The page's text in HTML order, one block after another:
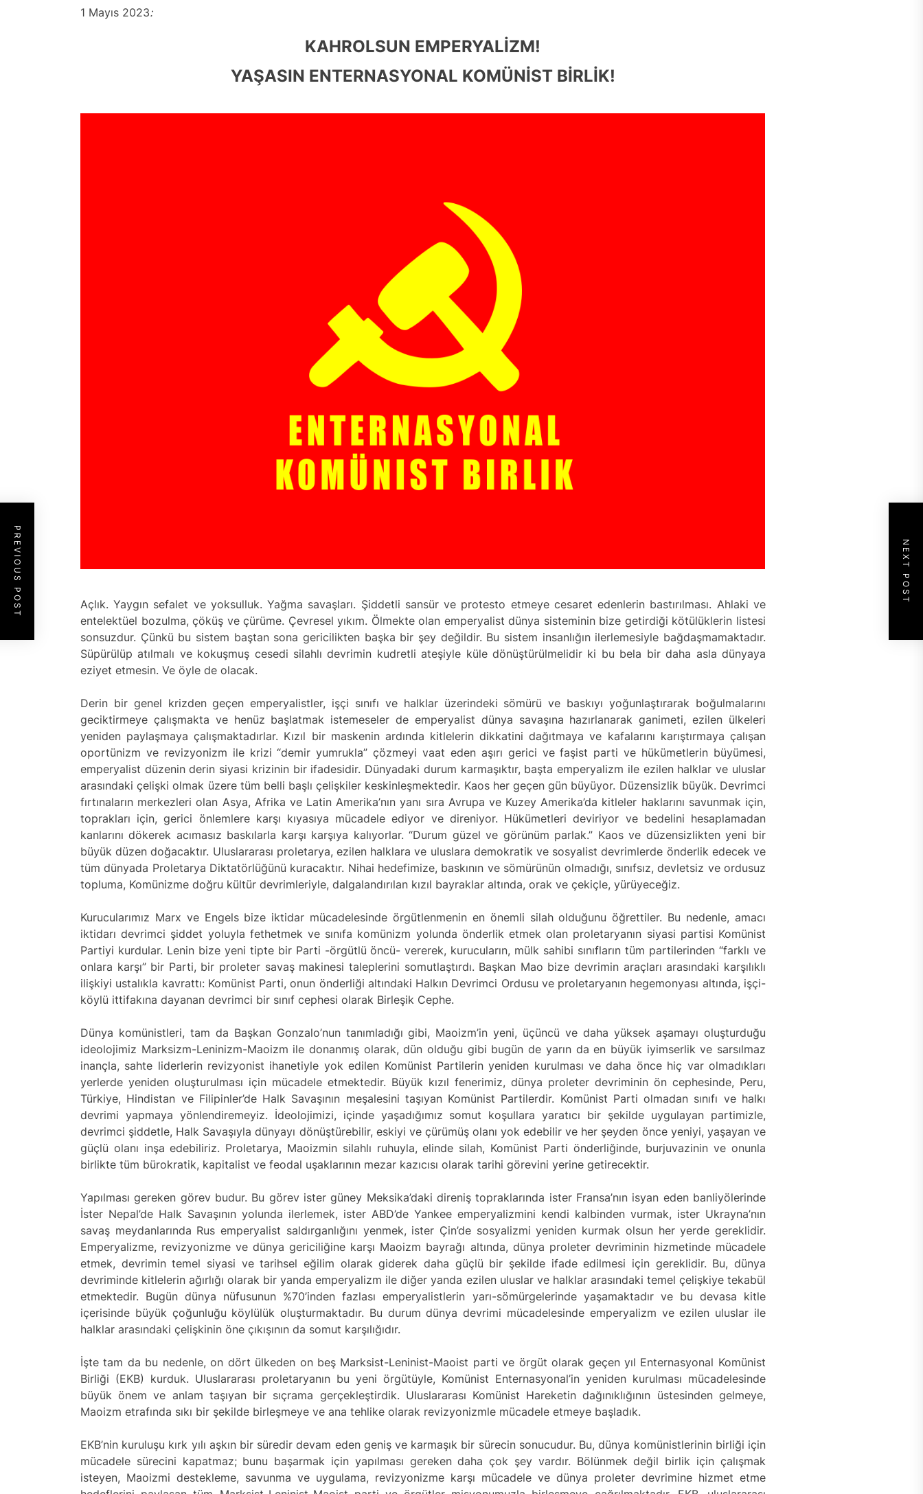
1 Mayıs 2023:
KAHROLSUN EMPERYALİZM!
YAŞASIN ENTERNASYONAL KOMÜNİST BİRLİK!
Açlık. Yaygın sefalet ve yoksulluk. Yağma savaşları. Şiddetli sansür ve protesto etmeye cesaret edenlerin bastırılması. Ahlaki ve
entelektüel bozulma, çöküş ve çürüme. Çevresel yıkım. Ölmekte olan emperyalist dünya sisteminin bize getirdiği kötülüklerin listesi
sonsuzdur. Çünkü bu sistem baştan sona gericilikten başka bir şey değildir. Bu sistem insanlığın ilerlemesiyle bağdaşmamaktadır.
Süpürülüp atılmalı ve kokuşmuş cesedi silahlı devrimin kudretli ateşiyle küle dönüştürülmelidir ki bu bela bir daha asla dünyaya
eziyet etmesin. Ve öyle de olacak.
Derin bir genel krizden geçen emperyalistler, işçi sınıfı ve halklar üzerindeki sömürü ve baskıyı yoğunlaştırarak boğulmalarını
geciktirmeye çalışmakta ve henüz başlatmak istemeseler de emperyalist dünya savaşına hazırlanarak ganimeti, ezilen ülkeleri
yeniden paylaşmaya çalışmaktadırlar. Kızıl bir maskenin ardında kitlelerin dikkatini dağıtmaya ve kafalarını karıştırmaya çalışan
oportünizm ve revizyonizm ile krizi “demir yumrukla” çözmeyi vaat eden aşırı gerici ve faşist parti ve hükümetlerin büyümesi,
emperyalist düzenin derin siyasi krizinin bir ifadesidir. Dünyadaki durum karmaşıktır, başta emperyalizm ile ezilen halklar ve uluslar
arasındaki çelişki olmak üzere tüm belli başlı çelişkiler keskinleşmektedir. Kaos her geçen gün büyüyor. Düzensizlik büyük. Devrimci
fırtınaların merkezleri olan Asya, Afrika ve Latin Amerika’nın yanı sıra Avrupa ve Kuzey Amerika’da kitleler haklarını savunmak için,
toprakları için, gerici önlemlere karşı kıyasıya mücadele ediyor ve direniyor. Hükümetleri deviriyor ve bedelini hesaplamadan
kanlarını dökerek acımasız baskılarla karşı karşıya kalıyorlar. “Durum güzel ve görünüm parlak.” Kaos ve düzensizlikten yeni bir
büyük düzen doğacaktır. Uluslararası proletarya, ezilen halklara ve uluslara demokratik ve sosyalist devrimlerde önderlik edecek ve
tüm dünyada Proletarya Diktatörlüğünü kuracaktır. Nihai hedefimize, baskının ve sömürünün olmadığı, sınıfsız, devletsiz ve ordusuz
topluma, Komünizme doğru kültür devrimleriyle, dalgalandırılan kızıl bayraklar altında, orak ve çekiçle, yürüyeceğiz.
Kurucularımız Marx ve Engels bize iktidar mücadelesinde örgütlenmenin en önemli silah olduğunu öğrettiler. Bu nedenle, amacı
iktidarı devrimci şiddet yoluyla fethetmek ve sınıfa komünizm yolunda önderlik etmek olan proletaryanın siyasi partisi Komünist
Partiyi kurdular. Lenin bize yeni tipte bir Parti -örgütlü öncü- vererek, kurucuların, mülk sahibi sınıfların tüm partilerinden “farklı ve
onlara karşı” bir Parti, bir proleter savaş makinesi taleplerini somutlaştırdı. Başkan Mao bize devrimin araçları arasındaki karşılıklı
ilişkiyi ustalıkla kavrattı: Komünist Parti, onun önderliği altındaki Halkın Devrimci Ordusu ve proletaryanın hegemonyası altında, işçi-
köylü ittifakına dayanan devrimci bir sınıf cephesi olarak Birleşik Cephe.
Dünya komünistleri, tam da Başkan Gonzalo’nun tanımladığı gibi, Maoizm’in yeni, üçüncü ve daha yüksek aşamayı oluşturduğu
ideolojimiz Marksizm-Leninizm-Maoizm ile donanmış olarak, dün olduğu gibi bugün de yarın da en büyük iyimserlik ve sarsılmaz
inançla, sahte liderlerin revizyonist ihanetiyle yok edilen Komünist Partilerin yeniden kurulması ve daha önce hiç var olmadıkları
yerlerde yeniden oluşturulması için mücadele etmektedir. Büyük kızıl fenerimiz, dünya proleter devriminin ön cephesinde, Peru,
Türkiye, Hindistan ve Filipinler’de Halk Savaşının meşalesini taşıyan Komünist Partilerdir. Komünist Parti olmadan sınıfı ve halkı
devrimi yapmaya yönlendiremeyiz. İdeolojimizi, içinde yaşadığımız somut koşullara yaratıcı bir şekilde uygulayan partimizle,
devrimci şiddetle, Halk Savaşıyla dünyayı dönüştürebilir, eskiyi ve çürümüş olanı yok edebilir ve her şeyden önce yeniyi, yaşayan ve
güçlü olanı inşa edebiliriz. Proletarya, Maoizmin silahlı ruhuyla, elinde silah, Komünist Parti önderliğinde, burjuvazinin ve onunla
birlikte tüm bürokratik, kapitalist ve feodal uşaklarının mezar kazıcısı olarak tarihi görevini yerine getirecektir.
Yapılması gereken görev budur. Bu görev ister güney Meksika’daki direniş topraklarında ister Fransa’nın isyan eden banliyölerinde
İster Nepal’de Halk Savaşının yolunda ilerlemek, ister ABD’de Yankee emperyalizmini kendi kalbinden vurmak, ister Ukrayna’nın
savaş meydanlarında Rus emperyalist saldırganlığını yenmek, ister Çin’de sosyalizmi yeniden kurmak olsun her yerde gereklidir.
Emperyalizme, revizyonizme ve dünya gericiliğine karşı Maoizm bayrağı altında, dünya proleter devriminin hizmetinde mücadele
etmek, devrimin temel siyasi ve tarihsel eğilim olarak giderek daha güçlü bir şekilde ifade edilmesi için gereklidir. Bu, dünya
devriminde kitlelerin ağırlığı olarak bir yanda emperyalizm ile diğer yanda ezilen uluslar ve halklar arasındaki temel çelişkiye tekabül
etmektedir. Bugün dünya nüfusunun %70’inden fazlası emperyalistlerin yarı-sömürgelerinde yaşamaktadır ve bu devasa kitle
içerisinde büyük çoğunluğu köylülük oluşturmaktadır. Bu durum dünya devrimi mücadelesinde emperyalizm ve ezilen uluslar ile
halklar arasındaki çelişkinin öne çıkışının da somut karşılığıdır.
İşte tam da bu nedenle, on dört ülkeden on beş Marksist-Leninist-Maoist parti ve örgüt olarak geçen yıl Enternasyonal Komünist
Birliği (EKB) kurduk. Uluslararası proletaryanın bu yeni örgütüyle, Komünist Enternasyonal’in yeniden kurulması mücadelesinde
büyük önem ve anlam taşıyan bir sıçrama gerçekleştirdik. Uluslararası Komünist Hareketin dağınıklığının üstesinden gelmeye,
Maoizm etrafında sıkı bir şekilde birleşmeye ve ana tehlike olarak revizyonizmle mücadele etmeye başladık.
EKB’nin kuruluşu kırk yılı aşkın bir süredir devam eden geniş ve karmaşık bir sürecin sonucudur. Bu, dünya komünistlerinin birliği için
mücadele sürecini kapatmaz; bunu başarmak için yapılması gereken daha çok şey vardır. Bölünmek değil birlik için çalışmak
isteyen, Maoizmi destekleme, savunma ve uygulama, revizyonizme karşı mücadele ve dünya proleter devrimine hizmet etme
PREVIOUS POST NEXT POST